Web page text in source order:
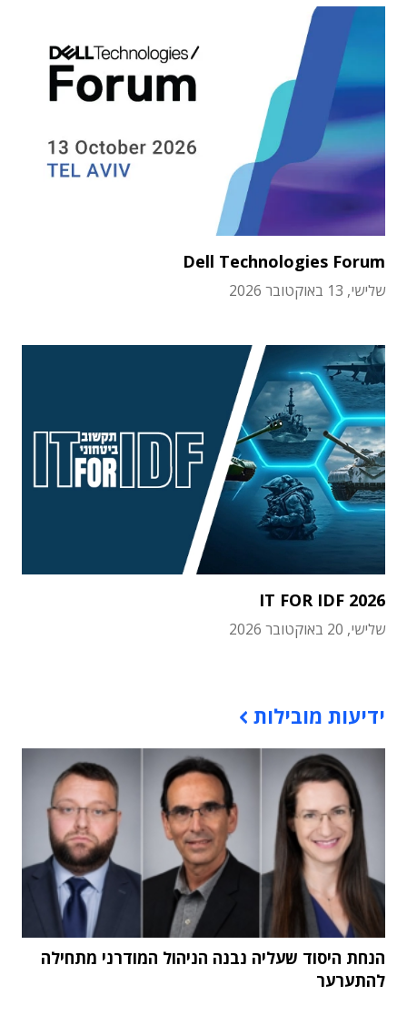
Dell Technologies Forum
שלישי, 13 באוקטובר 2026
IT FOR IDF 2026
שלישי, 20 באוקטובר 2026
ידיעות מובילות
הנחת היסוד שעליה נבנה הניהול המודרני מתחילה
להתערער